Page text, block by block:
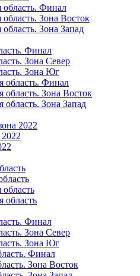
область. Финал
область. Зона Восток
область. Зона Запад
Финал
Зона Север
Зона Юг
область. Финал
область. Зона Восток
область. Зона Запад
2022
область
область
Финал
Зона Север
Зона Юг
Финал
Зона Восток